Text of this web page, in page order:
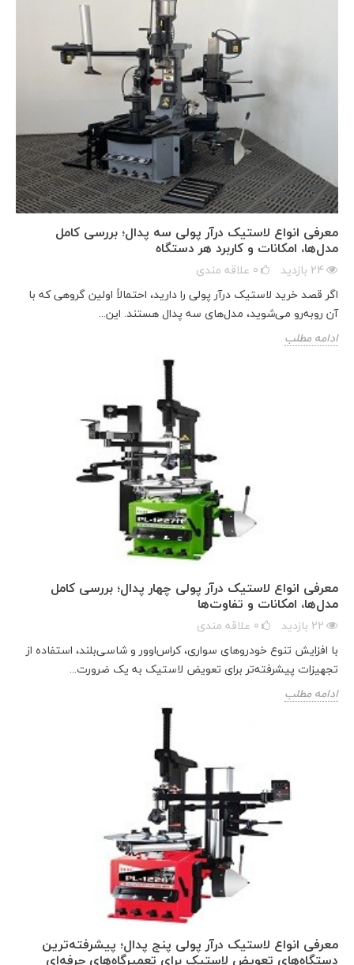
معرفی انواع لاستیک درآر پولی سه پدال؛ بررسی کامل
مدل‌ها، امکانات و کاربرد هر دستگاه
24 بازدید 0 علاقه مندی
اگر قصد خرید لاستیک درآر پولی را دارید، احتمالاً اولین گروهی که با
آن روبه‌رو می‌شوید، مدل‌های سه پدال هستند. این...
ادامه مطلب
معرفی انواع لاستیک درآر پولی چهار پدال؛ بررسی کامل
مدل‌ها، امکانات و تفاوت‌ها
22 بازدید 0 علاقه مندی
با افزایش تنوع خودروهای سواری، کراس‌اوور و شاسی‌بلند، استفاده از
تجهیزات پیشرفته‌تر برای تعویض لاستیک به یک ضرورت...
ادامه مطلب
معرفی انواع لاستیک درآر پولی پنج پدال؛ پیشرفته‌ترین
دستگاه‌های تعویض لاستیک برای تعمیرگاه‌های حرفه‌ای